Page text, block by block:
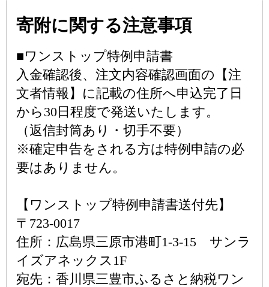
寄附に関する注意事項
■ワンストップ特例申請書
入金確認後、注文内容確認画面の【注
文者情報】に記載の住所へ申込完了日
から30日程度で発送いたします。
（返信封筒あり・切手不要）
※確定申告をされる方は特例申請の必
要はありません。
【ワンストップ特例申請書送付先】
〒723-0017
住所：広島県三原市港町1-3-15 サンラ
イズアネックス1F
宛先：香川県三豊市ふるさと納税ワン